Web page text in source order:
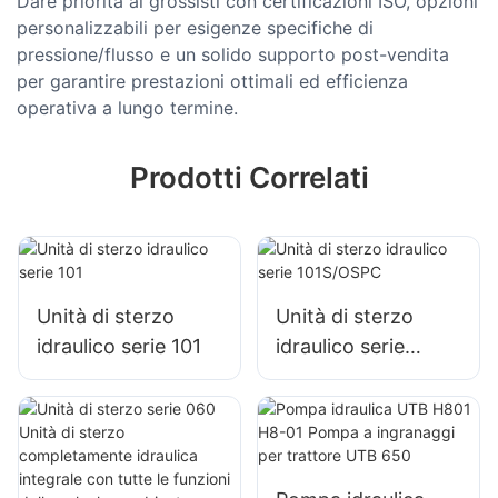
personalizzabili per esigenze specifiche di
pressione/flusso e un solido supporto post-vendita
per garantire prestazioni ottimali ed efficienza
operativa a lungo termine.
Prodotti Correlati
Unità di sterzo
idraulico serie 101
Unità di sterzo
idraulico serie
101S/OSPC